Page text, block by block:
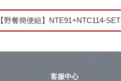
【野餐簡便組】NTE91+NTC114-SET
客服中心